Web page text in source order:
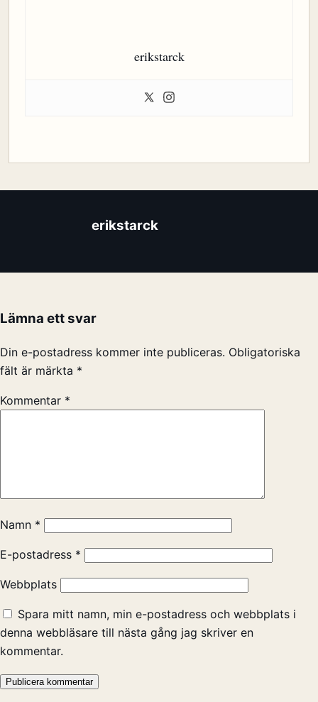
erikstarck
erikstarck
Lämna ett svar
Din e-postadress kommer inte publiceras. Obligatoriska
fält är märkta *
Kommentar *
Namn *
E-postadress *
Webbplats
Spara mitt namn, min e-postadress och webbplats i
denna webbläsare till nästa gång jag skriver en
kommentar.